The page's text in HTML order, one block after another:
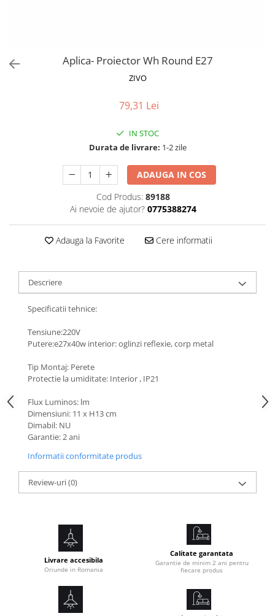
Aplica- Proiector Wh Round E27
ZIVO
79,31 Lei
IN STOC
Durata de livrare: 1-2 zile
ADAUGA IN COS
Cod Produs: 89188
Ai nevoie de ajutor? 0775388274
Adauga la Favorite Cere informatii
Descriere
Specificatii tehnice:
Tensiune:220V
Putere:e27x40w interior: oglinzi reflexie, corp metal
Tip Montaj: Perete
Protectie la umiditate: Interior , IP21
Flux Luminos: lm
Dimensiuni: 11 x H13 cm
Dimabil: NU
Garantie: 2 ani
Informatii conformitate produs
Review-uri(0)
Livrare accesibila
Oriunde in Romania
Calitate garantata
Garantie de minim 2 ani pentru
fiecare produs